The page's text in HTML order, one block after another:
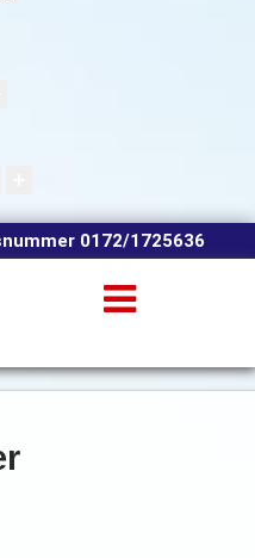
0172/1725636